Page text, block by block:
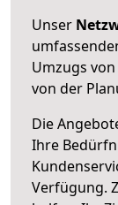
Unser
Umzugs
von der
Die
Ihre
Verfügung.